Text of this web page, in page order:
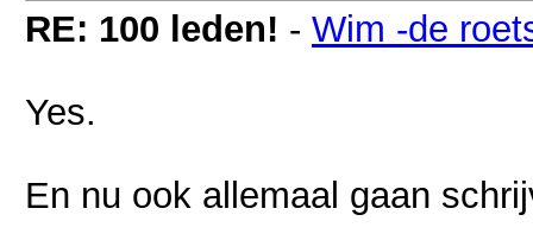
RE: 100 leden! - Wim -de
Yes.
En nu ook allemaal gaan